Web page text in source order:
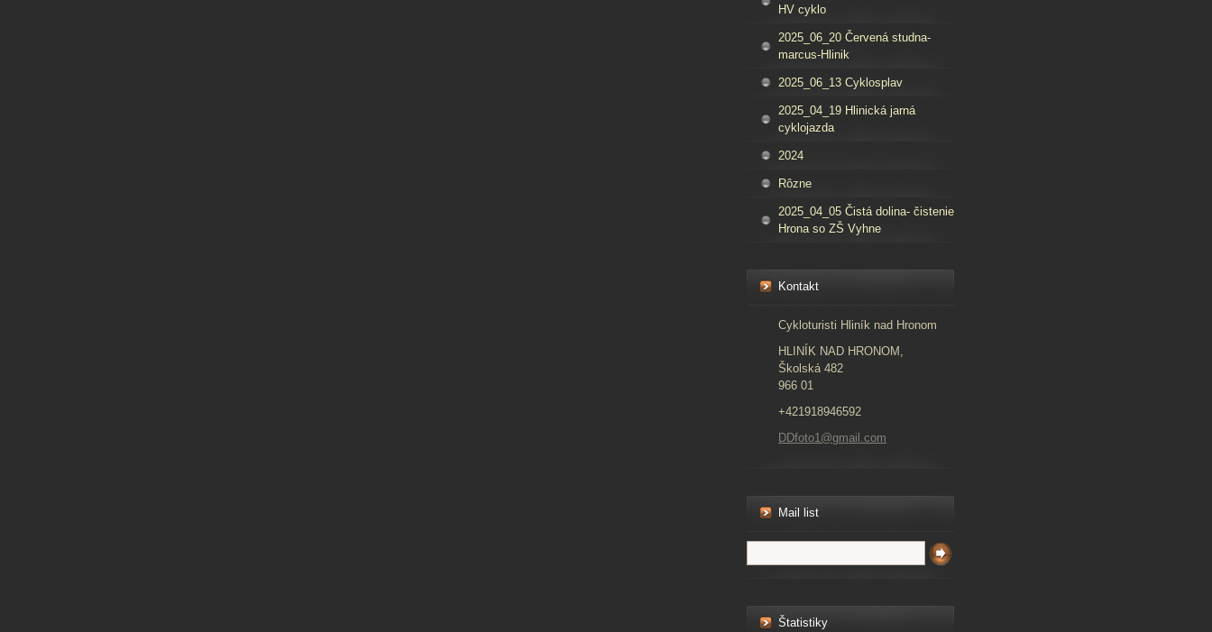
HV cyklo
2025_06_20 Červená studna-
marcus-Hlinik
2025_06_13 Cyklosplav
2025_04_19 Hlinická jarná
cyklojazda
2024
Rôzne
2025_04_05 Čistá dolina- čistenie
Hrona so ZŠ Vyhne
Kontakt
Cykloturisti Hliník nad Hronom
HLINÍK NAD HRONOM,
Školská 482
966 01
+421918946592
DDfoto1@gmail.com
Mail list
Štatistiky